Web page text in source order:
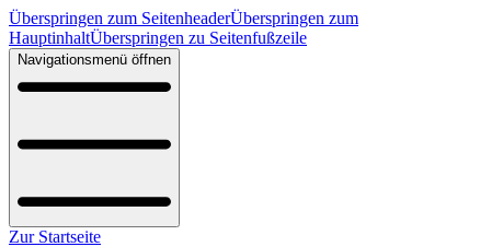
Überspringen zum SeitenheaderÜberspringen zum
HauptinhaltÜberspringen zu Seitenfußzeile
Navigationsmenü öffnen
Zur Startseite